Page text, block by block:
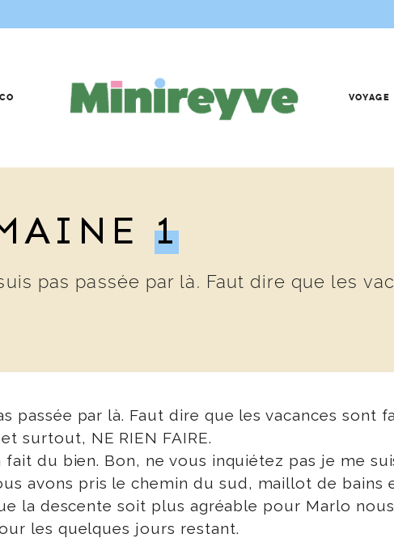
VOYAGE
1
pas passée par là. Faut dire que les
passée par là. Faut dire que les vacances sont
surtout, NE RIEN FAIRE.
du bien. Bon, ne vous inquiétez pas je me
avons pris le chemin du sud, maillot de bains
la descente soit plus agréable pour Marlo
les quelques jours restant.